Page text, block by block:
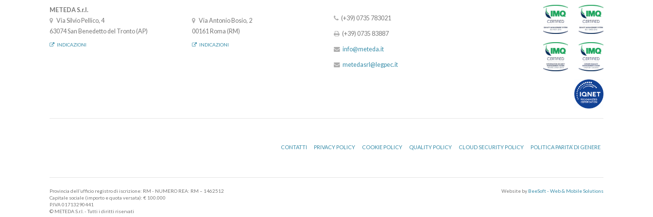
METEDA S.r.l.
Via Silvio Pellico, 4
63074 San Benedetto del Tronto (AP)
INDICAZIONI
Via Antonio Bosio, 2
00161 Roma (RM)
INDICAZIONI
(+39) 0735 783021
(+39) 0735 83887
info@meteda.it
metedasrl@legpec.it
CONTATTI PRIVACY POLICY COOKIE POLICY QUALITY POLICY CLOUD SECURITY POLICY POLITICA PARITA’ DI GENERE
Provincia dell’ufficio registro di iscrizione: RM - NUMERO REA: RM – 1462512
Capitale sociale (importo e quota versata): € 100.000
P.IVA 01713290441
© METEDA S.r.l. - Tutti i diritti riservati
Website by BeeSoft - Web & Mobile Solutions